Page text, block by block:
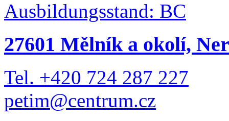
Ausbildungsstand: BC
27601 Mělník a okolí,
Tel. +420 724 287 227
petim@centrum.cz